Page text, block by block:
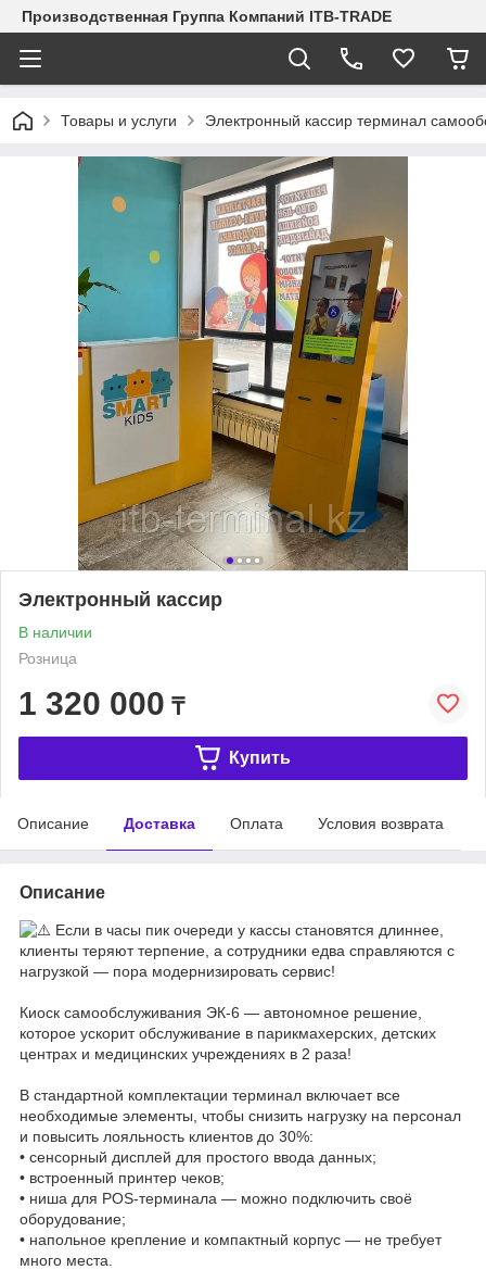
Производственная Группа Компаний ITB-TRADE
Товары и услуги Электронный кассир терминал
Электронный кассир
В наличии
Розница
1 320 000 ₸
Купить
Описание Доставка Оплата Условия возврата
Описание
Если в часы пик очереди у кассы становятся длиннее,
клиенты теряют терпение, а сотрудники едва справляются с
нагрузкой — пора модернизировать сервис!
Киоск самообслуживания ЭК‑6 — автономное решение,
которое ускорит обслуживание в парикмахерских, детских
центрах и медицинских учреждениях в 2 раза!
В стандартной комплектации терминал включает все
необходимые элементы, чтобы снизить нагрузку на персонал
и повысить лояльность клиентов до 30%:
• сенсорный дисплей для простого ввода данных;
• встроенный принтер чеков;
• ниша для POS‑терминала — можно подключить своё
оборудование;
• напольное крепление и компактный корпус — не требует
много места.